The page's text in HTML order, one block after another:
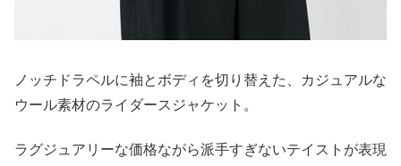
ノッチドラペルに袖とボディを切り替えた、カジュアルな
ウール素材のライダースジャケット。
ラグジュアリーな価格ながら派手すぎないテイストが表現